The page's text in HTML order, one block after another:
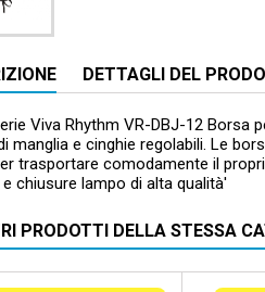
DETTAGLI DEL
Viva Rhythm VR-DBJ-12 Borsa
manglia e cinghie regolabili. Le
trasportare comodamente il
chiusure lampo di alta qualità'
PRODOTTI DELLA STESSA